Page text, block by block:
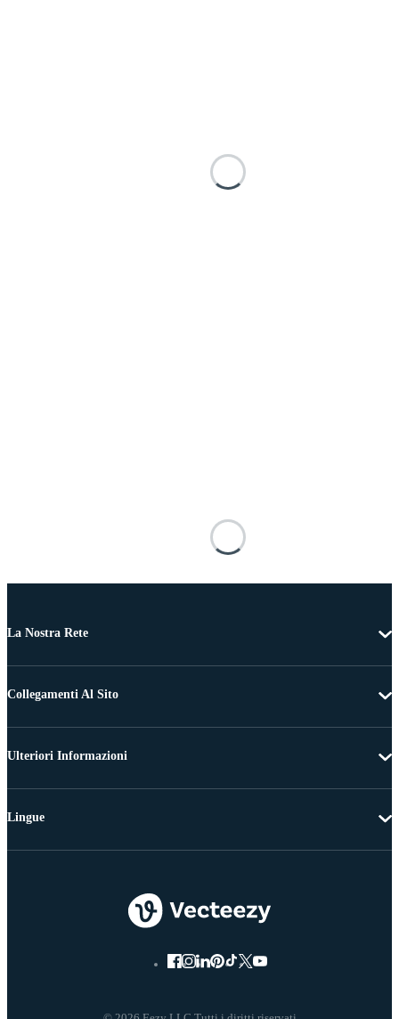
La Nostra Rete
Collegamenti Al Sito
Ulteriori Informazioni
Lingue